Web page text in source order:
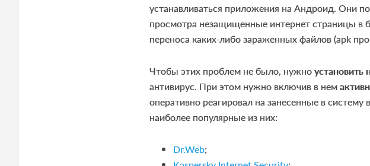
устанавливаться приложения на Андроид. Они
просмотра незащищенные интернет страницы в
переноса каких-либо зараженных файлов (apk
Чтобы этих проблем не было, нужноустановить
антивирус. При этом нужно включив в нем
оперативно реагировал на занесенные в
наиболее популярные из них:
Dr.Web;